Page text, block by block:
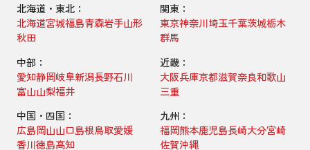
北海道・東北：
北海道宮城福島青森岩手山形
秋田
関東：
東京神奈川埼玉千葉茨城栃木
群馬
中部：
愛知静岡岐阜新潟長野石川
富山山梨福井
近畿：
大阪兵庫京都滋賀奈良和歌山
三重
中国・四国：
広島岡山山口島根鳥取愛媛
香川徳島高知
九州：
福岡熊本鹿児島長崎大分宮崎
佐賀沖縄